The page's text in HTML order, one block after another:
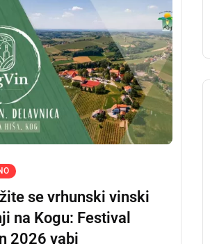
se vrhunski vinski
na Kogu: Festival
2026 vabi